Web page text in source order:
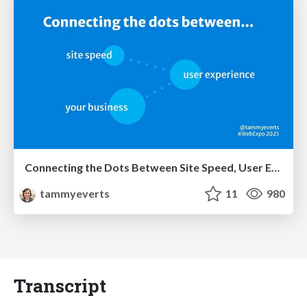
tammyeverts
11 980
Transcript